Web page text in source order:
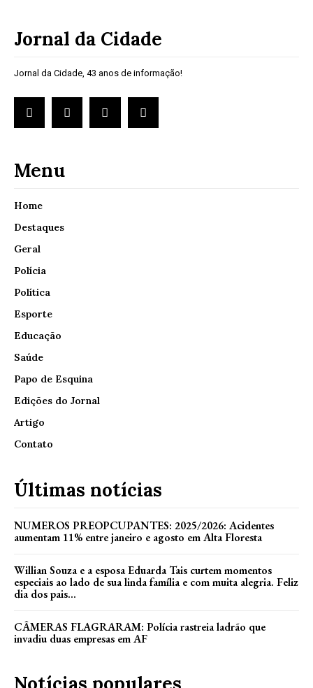
Jornal da Cidade
Jornal da Cidade, 43 anos de informação!
Menu
Home
Destaques
Geral
Polícia
Política
Esporte
Educação
Saúde
Papo de Esquina
Edições do Jornal
Artigo
Contato
Últimas notícias
NUMEROS PREOPCUPANTES: 2025/2026: Acidentes
aumentam 11% entre janeiro e agosto em Alta Floresta
Willian Souza e a esposa Eduarda Tais curtem momentos
especiais ao lado de sua linda família e com muita alegria. Feliz
dia dos pais...
CÂMERAS FLAGRARAM: Polícia rastreia ladrão que
invadiu duas empresas em AF